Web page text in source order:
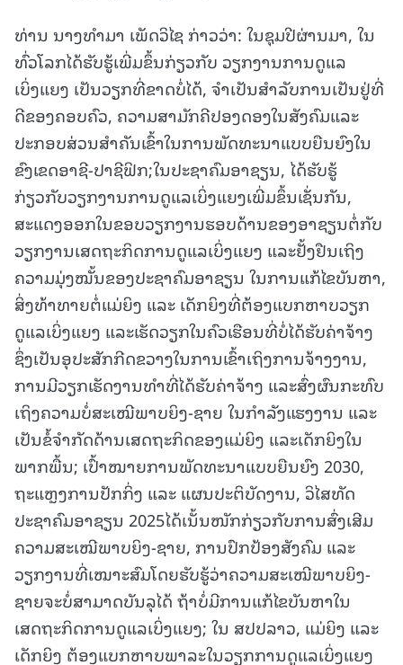
ທ່ານ ນາງທໍາມາ ເພັດວິໄຊ ກ່າວວ່າ: ໃນຊຸມປີຜ່ານມາ, ໃນ
ທົ່ວໂລກໄດ້ຮັບຮູ້ເພີ່ມຂຶ້ນກ່ຽວກັບ ວຽກງານການດູແລ
ເບິ່ງແຍງ ເປັນວຽກທີ່ຂາດບໍ່ໄດ້, ຈໍາເປັນສໍາລັບການເປັນຢູ່ທີ່
ດີຂອງຄອບຄົວ, ຄວາມສາມັກຄີປອງດອງໃນສັງຄົມແລະ
ປະກອບສ່ວນສໍາຄັນເຂົ້າໃນການພັດທະນາແບບຍືນຍົງໃນ
ຂົງເຂດອາຊີ-ປາຊີຟິກ;ໃນປະຊາຄົມອາຊຽນ, ໄດ້ຮັບຮູ້
ກ່ຽວກັບວຽກງານການດູແລເບິ່ງແຍງເພີ່ມຂຶ້ນເຊັ່ນກັນ,
ສະແດງອອກໃນຂອບວຽກງານຮອບດ້ານຂອງອາຊຽນຕໍ່ກັບ
ວຽກງານເສດຖະກິດການດູແລເບິ່ງແຍງ ແລະຢັ້ງຢືນເຖິງ
ຄວາມມຸ່ງໝັ້ນຂອງປະຊາຄົມອາຊຽນ ໃນການແກ້ໄຂບັນຫາ,
ສິ່ງທ້າທາຍຕໍ່ແມ່ຍິງ ແລະ ເດັກຍິງທີ່ຕ້ອງແບກຫາບວຽກ
ດູແລເບິ່ງແຍງ ແລະເຮັດວຽກໃນຄົວເຮືອນທີ່ບໍ່ໄດ້ຮັບຄ່າຈ້າງ
ຊຶ່ງເປັນອຸປະສັກກີດຂວາງໃນການເຂົ້າເຖິງການຈ້າງງານ,
ການມີວຽກເຮັດງານທໍາທີ່ໄດ້ຮັບຄ່າຈ້າງ ແລະສົ່ງຜົນກະທົບ
ເຖິງຄວາມບໍ່ສະເໝີພາບຍິງ-ຊາຍ ໃນກໍາລັງແຮງງານ ແລະ
ເປັນຂໍ້ຈໍາກັດດ້ານເສດຖະກິດຂອງແມ່ຍິງ ແລະເດັກຍິງໃນ
ພາກພື້ນ; ເປົ້າໝາຍການພັດທະນາແບບຍືນຍົງ 2030,
ຖະແຫຼງການປັກກິ່ງ ແລະ ແຜນປະຕິບັດງານ, ວິໄສທັດ
ປະຊາຄົມອາຊຽນ 2025ໄດ້ເນັ້ນໜັກກ່ຽວກັບການສົ່ງເສີມ
ຄວາມສະເໝີພາບຍິງ-ຊາຍ, ການປົກປ້ອງສັງຄົມ ແລະ
ວຽກງານທີ່ເໝາະສົມໂດຍຮັບຮູ້ວ່າຄວາມສະເໝີພາບຍິງ-
ຊາຍຈະບໍ່ສາມາດບັນລຸໄດ້ ຖ້າບໍ່ມີການແກ້ໄຂບັນຫາໃນ
ເສດຖະກິດການດູແລເບິ່ງແຍງ; ໃນ ສປປລາວ, ແມ່ຍິງ ແລະ
ເດັກຍິງ ຕ້ອງແບກຫາບພາລະໃນວຽກການດູແລເບິ່ງແຍງ